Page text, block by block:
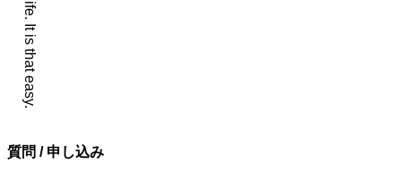
質問 / 申し込み